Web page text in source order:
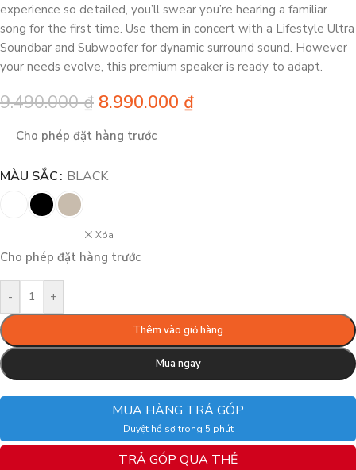
experience so detailed, you’ll swear you’re hearing a familiar
song for the first time. Use them in concert with a Lifestyle Ultra
Soundbar and Subwoofer for dynamic surround sound. However
your needs evolve, this premium speaker is ready to adapt.
9.490.000₫ 8.990.000 ₫
Cho phép đặt hàng trước
MÀU SẮC BLACK
Xóa
Cho phép đặt hàng trước
- +
Thêm vào giỏ hàng
Mua ngay
MUA HÀNG TRẢ GÓP
Duyệt hồ sơ trong 5 phút
TRẢ GÓP QUA THẺ